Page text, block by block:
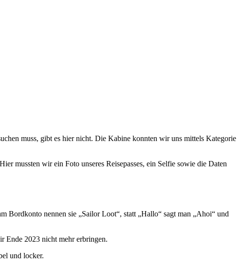
muss, gibt es hier nicht. Die Kabine konnten wir uns mittels Kategorie
mussten wir ein Foto unseres Reisepasses, ein Selfie sowie die Daten
Bordkonto nennen sie „Sailor Loot“, statt „Hallo“ sagt man „Ahoi“ und
Ende 2023 nicht mehr erbringen.
und locker.